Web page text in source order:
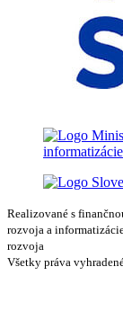
Realizované s
rozvoja a
rozvoja
Všetky práva